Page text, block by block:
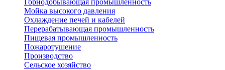
Горнодобывающая промышленность
Мойка высокого давления
Охлаждение печей и кабелей
Перерабатывающая промышленность
Пищевая промышленность
Пожаротушение
Производство
Сельское хозяйство